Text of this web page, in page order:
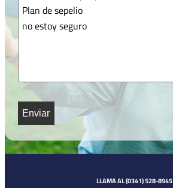
CAPTCHA
LLAMA AL (0341) 528-8945